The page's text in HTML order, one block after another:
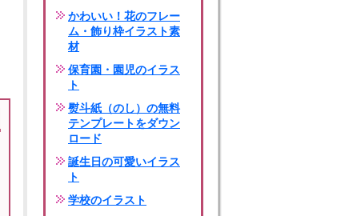
かわいい！花のフレー
ム・飾り枠イラスト素
材
保育園・園児のイラス
ト
熨斗紙（のし）の無料
テンプレートをダウン
ロード
誕生日の可愛いイラス
ト
学校のイラスト